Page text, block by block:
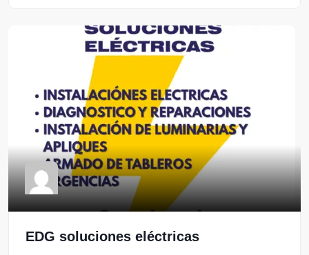
EDG soluciones eléctricas